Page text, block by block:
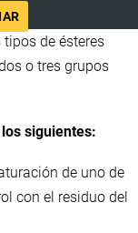
de ésteres
o tres grupos
siguientes:
de uno de
con el residuo del